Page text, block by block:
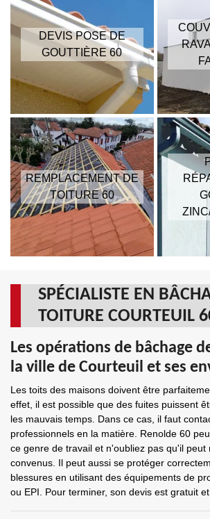
DEVIS POSE DE
GOUTTIÈRE 60
REMPLACEMENT DE
TOITURE 60
SPÉCIALISTE EN
TOITURE COURTEUIL
Les opérations de bâchage
la ville de Courteuil et ses
Les toits des maisons doivent être
effet, il est possible que des fuites puissent
les mauvais temps. Dans ce cas, il faut
professionnels en la matière. Renolde 60
ce genre de travail et n'oubliez pas qu'il peut
convenus. Il peut aussi se protéger
blessures en utilisant des équipements de
ou EPI. Pour terminer, son devis est gratuit